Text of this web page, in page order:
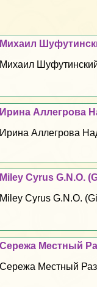
Михаил
Михаил
Ирина Аллегрова
Ирина Аллегрова
Miley Cyrus G.N.O.
Miley Cyrus G.N.O.
Сережа Местный
Сережа Местный